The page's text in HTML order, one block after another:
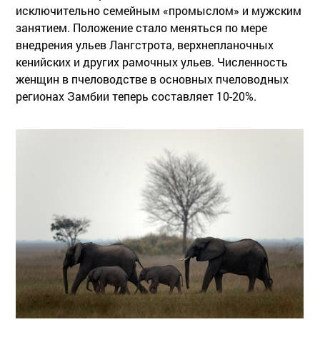
исключительно семейным «промыслом» и мужским
занятием. Положение стало меняться по мере
внедрения ульев Лангстрота, верхнепланочных
кенийских и других рамочных ульев. Численность
женщин в пчеловодстве в основных пчеловодных
регионах Замбии теперь составляет 10-20%.